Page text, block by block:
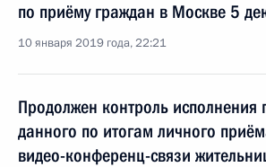
по приёму граждан в Москве 5
10 января 2019 года, 22:21
Продолжен контроль исполнения
данного по итогам личного
видео-конференц-связи